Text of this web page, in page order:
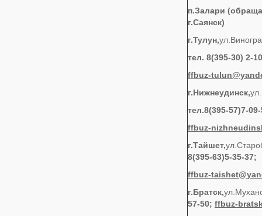
п.Залари
г.Саянск)
г.Тулун,
тел. 8(395-30) 2-
ffbuz-
г.Нижнеудинск,
тел.8(395-57)7-
ffbuz-
г.Тайшет,
8(395-63)5-35-37;
ffbuz-taishet@
г.Братск,
57-50; ffbuz-